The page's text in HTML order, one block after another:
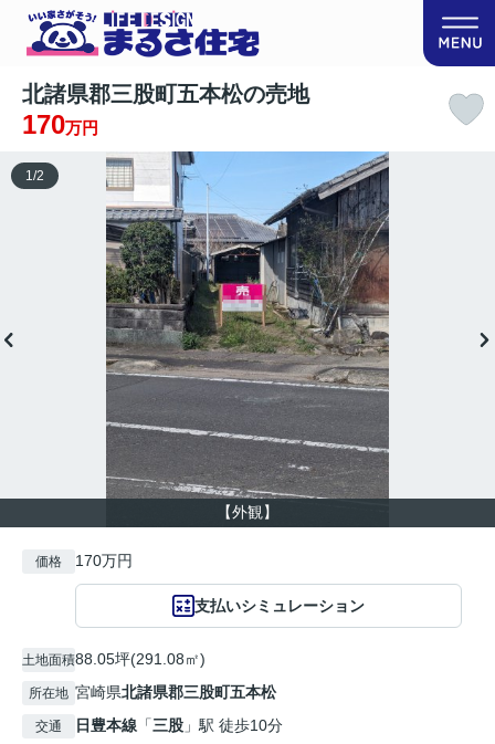
北諸県郡三股町五本松の売地
170万円
【外観】
1/2
価格 170万円
支払いシミュレーション
土地面積88.05坪(291.08㎡)
所在地 宮崎県北諸県郡三股町五本松
交通 日豊本線 「三股 」駅 徒歩10分